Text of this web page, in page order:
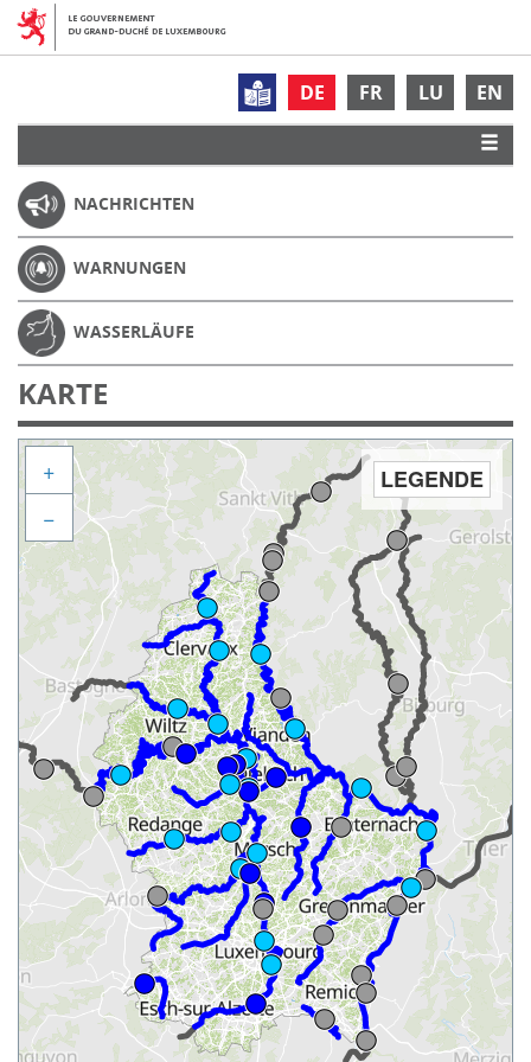
DE FR LU EN
NACHRICHTEN
WARNUNGEN
WASSERLÄUFE
KARTE
LEGENDE
+
−